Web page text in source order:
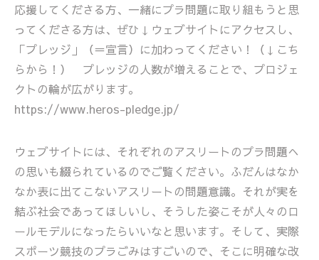
応援してくださる方、一緒にプラ問題に取り組もうと思
ってくださる方は、ぜひ↓ウェブサイトにアクセスし、
「プレッジ」（＝宣言）に加わってください！（↓こち
らから！） プレッジの人数が増えることで、プロジェ
クトの輪が広がります。
https://www.heros-pledge.jp/
ウェブサイトには、それぞれのアスリートのプラ問題へ
の思いも綴られているのでご覧ください。ふだんはなか
なか表に出てこないアスリートの問題意識。それが実を
結ぶ社会であってほしいし、そうした姿こそが人々のロ
ールモデルになったらいいなと思います。そして、実際
スポーツ競技のプラごみはすごいので、そこに明確な改